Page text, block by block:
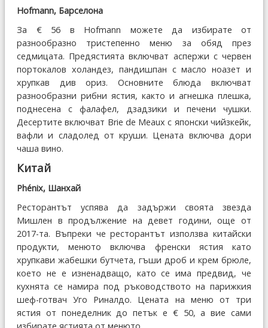
Hofmann, Барселона
За € 56 в Hofmann можете да избирате от
разнообразно тристепенно меню за обяд през
седмицата. Предястията включват аспержи с червен
портокалов холандез, пандишпан с масло ноазет и
хрупкав див ориз. Основните блюда включват
разнообразни рибни ястия, както и агнешка плешка,
поднесена с фалафел, дзадзики и печени чушки.
Десертите включват Brie de Meaux с японски чийзкейк,
вафли и сладолед от круши. Цената включва дори
чаша вино.
Китай
Phénix, Шанхай
Ресторантът успява да задържи своята звезда
Мишлен в продължение на девет години, още от
2017-та. Въпреки че ресторантът използва китайски
продукти, менюто включва френски ястия като
хрупкави жабешки бутчета, гъши дроб и крем брюле,
което не е изненадващо, като се има предвид, че
кухнята се намира под ръководството на парижкия
шеф-готвач Уго Риналдо. Цената на меню от три
ястия от понеделник до петък е € 50, а вие сами